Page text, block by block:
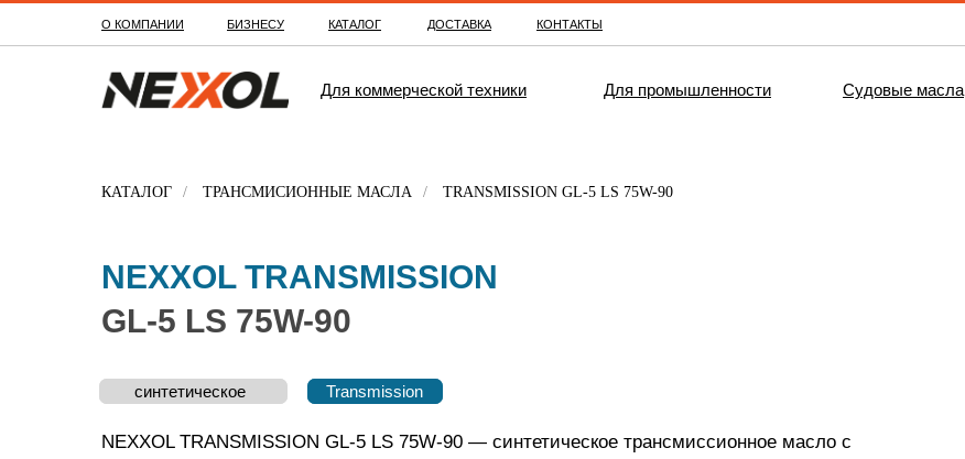
Для коммерческой техники Для промышленности Судовые масла
О КОМПАНИИ БИЗНЕСУ КАТАЛОГ ДОСТАВКА КОНТАКТЫ
КАТАЛОГ / ТРАНСМИСИОННЫЕ МАСЛА / TRANSMISSION GL-5 LS 75W-90
NEXXOL TRANSMISSION GL-5 LS 75W-90 — синтетическое трансмиссионное масло с
NEXXOL TRANSMISSION
синтетическое Transmission
синтетическое Transmission
GL-5 LS 75W-90